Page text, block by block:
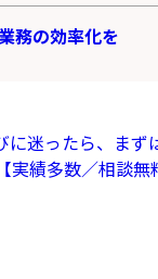
務の効率化を
に迷ったら、まず
績多数／相談無